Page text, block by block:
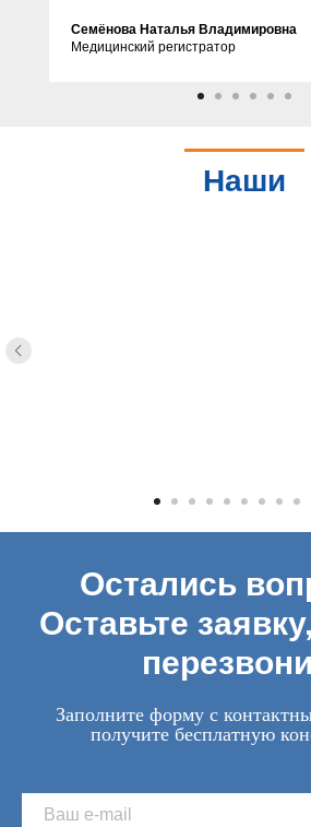
Семёнова Наталья Владимировна
Медицинский регистратор
Наши
Остались
Оставьте
Заполните форму с
получите бесплатную